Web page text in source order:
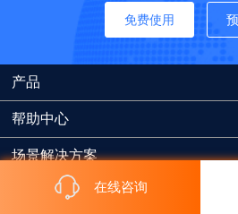
免费使用
产品
帮助中心
场景解决方案
行业解决方案在线咨询